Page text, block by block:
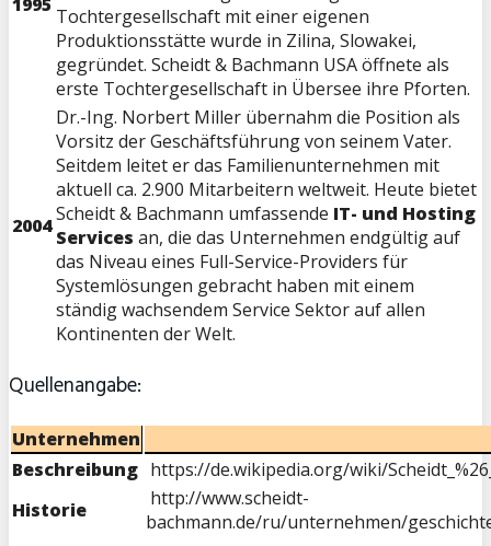
Tochtergesellschaft mit einer eigenen
Produktionsstätte wurde in Zilina, Slowakei,
gegründet. Scheidt & Bachmann USA öffnete als
erste Tochtergesellschaft in Übersee ihre Pforten.
2004
Dr.-Ing. Norbert Miller übernahm die Position als
Vorsitz der Geschäftsführung von seinem Vater.
Seitdem leitet er das Familienunternehmen mit
aktuell ca. 2.900 Mitarbeitern weltweit. Heute bietet
Scheidt & Bachmann umfassende IT- und Hosting
Services an, die das Unternehmen endgültig auf
das Niveau eines Full-Service-Providers für
Systemlösungen gebracht haben mit einem
ständig wachsendem Service Sektor auf allen
Kontinenten der Welt.
Quellenangabe:
Unternehmen
Beschreibung https://de.wikipedia.org/wiki/
Historie
http://www.scheidt-
bachmann.de/ru/unternehmen/